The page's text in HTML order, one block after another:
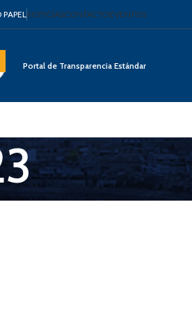
NOTICIASCONTACTOEVENTOS
Portal de Transparencia Estándar